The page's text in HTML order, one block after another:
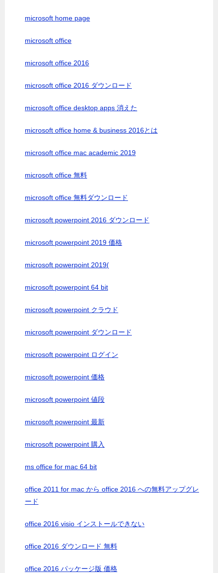
microsoft home page
microsoft office
microsoft office 2016
microsoft office 2016 ダウンロード
microsoft office desktop apps 消えた
microsoft office home & business 2016とは
microsoft office mac academic 2019
microsoft office 無料
microsoft office 無料ダウンロード
microsoft powerpoint 2016 ダウンロード
microsoft powerpoint 2019 価格
microsoft powerpoint 2019(
microsoft powerpoint 64 bit
microsoft powerpoint クラウド
microsoft powerpoint ダウンロード
microsoft powerpoint ログイン
microsoft powerpoint 価格
microsoft powerpoint 値段
microsoft powerpoint 最新
microsoft powerpoint 購入
ms office for mac 64 bit
office 2011 for mac から office 2016 への無料アップグレ
ード
office 2016 visio インストールできない
office 2016 ダウンロード 無料
office 2016 パッケージ版 価格